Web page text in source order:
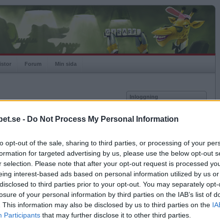
- Do Not Process My Personal Information
opt-out of the sale, sharing to third parties, or processing of your
for targeted advertising by us, please use the below opt-out
selection. Please note that after your opt-out request is processed
interest-based ads based on personal information utilized by us
to third parties prior to your opt-out. You may separately
of your personal information by third parties on the IAB’s list of
This information may also be disclosed by us to third parties on the
Participants that may further disclose it to other third parties.
Forum Min sida
Högsta rating2011-12-17
3227
Rankad
235
Rullningar
1764
Matcher
13261
Vunna
5541
Inloggning
Kom ihåg mig
Glömt ditt lösenord?
Få ny aktiveringslänk
Betapet är gratis!